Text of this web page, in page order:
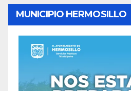
MUNICIPIO HERMOSILLO